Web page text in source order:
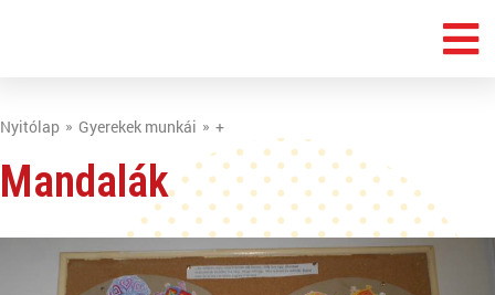
Nyitólap Gyerekek munkái +
Mandalák